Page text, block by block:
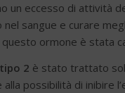
un eccesso di attività
sangue e curare
questo ormone è stata
2 è stato trattato
possibilità di inibire